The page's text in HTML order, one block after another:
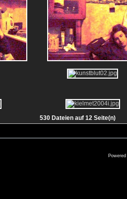
530 Dateien auf 12 Seite(n)